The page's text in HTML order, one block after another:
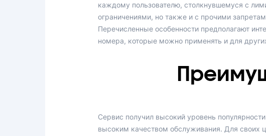
каждому пользователю, столкнувшемуся с
ограничениями, но также и с прочими
Перечисленные особенности предполагают
номера, которые можно применять и для
Сервис получил высокий уровень
высоким качеством обслуживания. Для своих